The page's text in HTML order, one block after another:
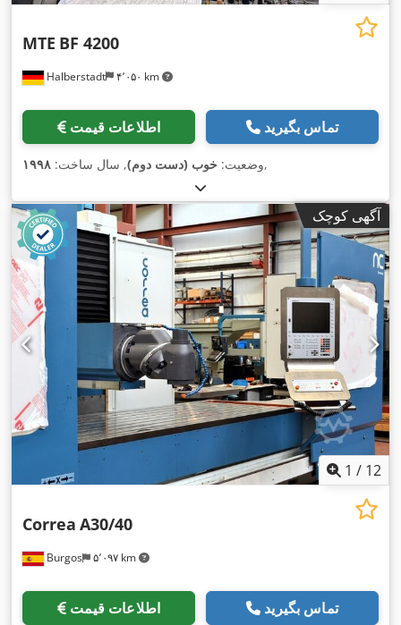
Halberstadt ۴٬۰۵۰ km
MTE BF 4200
اطلاعات قیمت تماس بگیرید
وضعیت: خوب (دست دوم), سال ساخت: ۱۹۹۸ ,
آگهی کوچک
1 / 12
Burgos ۵٬۰۹۷ km
Correa A30/40
اطلاعات قیمت تماس بگیرید